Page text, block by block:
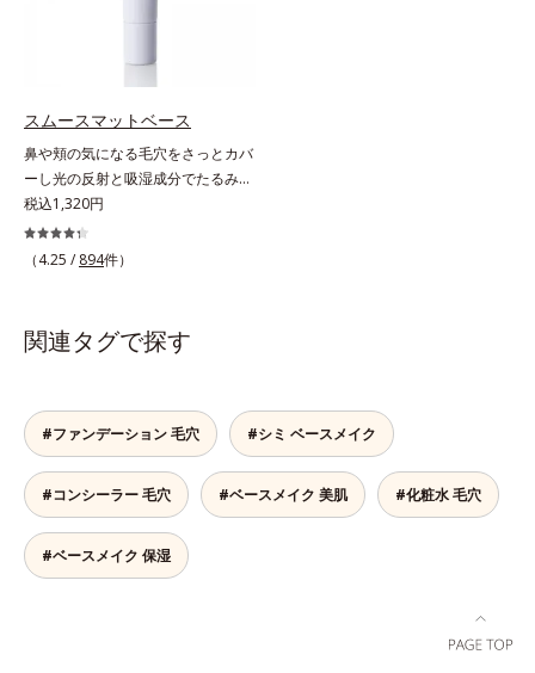
主成分を選択的に吸収し、うるおい
複合成分配合＝肌を保護し、乾燥を
防ぐ複合成分 ※ ビルベリー葉エ
キス、タベブイアインペチギノサ樹
皮エキス*4 グリセリルグルコシド
ルジメチコン）クロスポリマー、ジ
メチコン（カバー成分）*5 アクリ
均一に光を拡散することを実現。毛
美肌”に仕上げます。ウォータープ
ルーフテスト済で、アウトドアにも
おすすめです。* 10時間化粧持ちデ
人差があります。
スムースマットベース
鼻や頬の気になる毛穴をさっとカバ
ーし光の反射と吸湿成分でたるみ毛
穴もふんわり一掃。肌になじむクリ
ーム状の部分用化粧下地。小鼻や頬
の気になる毛穴にさっと塗るだけ
に乱反射させ、毛穴をふんわりぼか
します。さらに乾燥を感じたら水分
もふんわり一掃。するんとハリ感の
ある肌に整えます。絶妙ベージュ色
で、黒ずみもカバー。肌をキュッと
ひきしめる植物性ひきしめ成分配合
で、テカリや化粧くずれも防ぎま
す。クリームをなじませると、さら
さらの感触のパウダーに変化。まる
税込1,320円
（4.25 / 894件）
関連タグで探す
#ファンデーション 毛穴 #シミ ベースメイク
#コンシーラー 毛穴 #ベースメイク 美肌 #化粧水 毛穴
#ベースメイク 保湿